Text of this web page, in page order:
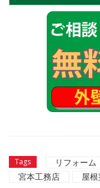
Tags リフォーム
宮本工務店
屋